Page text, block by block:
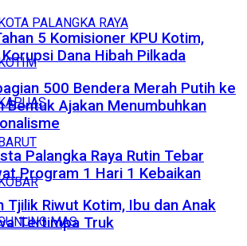
PALANGKA RAYA
MAS
5 Komisioner KPU Kotim,
Dana Hibah Pilkada
500 Bendera Merah Putih ke
Bentuk Ajakan Menumbuhkan
Palangka Raya Rutin Tebar
Program 1 Hari 1 Kebaikan
Tjilik Riwut Kotim, Ibu dan Anak
Tertimpa Truk